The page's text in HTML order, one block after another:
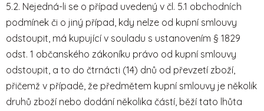
5.2. Nejedná-li se o případ uvedený v čl. 5.1 obchodních
podmínek či o jiný případ, kdy nelze od kupní smlouvy
odstoupit, má kupující v souladu s ustanovením § 1829
odst. 1 občanského zákoníku právo od kupní smlouvy
odstoupit, a to do čtrnácti (14) dnů od převzetí zboží,
přičemž v případě, že předmětem kupní smlouvy je několik
druhů zboží nebo dodání několika částí, běží tato lhůta